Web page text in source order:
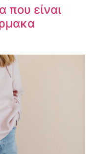
που είναι